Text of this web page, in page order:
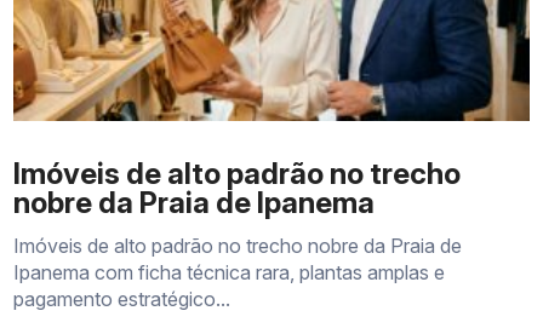
Imóveis de alto padrão no trecho
nobre da Praia de Ipanema
Imóveis de alto padrão no trecho nobre da Praia de
Ipanema com ficha técnica rara, plantas amplas e
pagamento estratégico...